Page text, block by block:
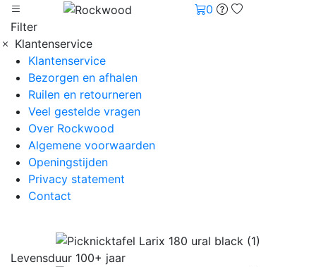
0
Filter
Klantenservice
Klantenservice
Bezorgen en afhalen
Ruilen en retourneren
Veel gestelde vragen
Over Rockwood
Algemene voorwaarden
Openingstijden
Privacy statement
Contact
Levensduur 100+ jaar